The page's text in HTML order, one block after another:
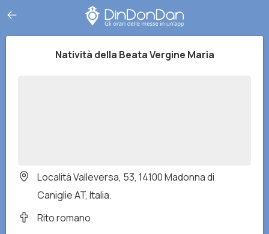
Natività della Beata Vergine Maria
Località Valleversa, 53, 14100 Madonna di
Caniglie AT, Italia.
Rito romano